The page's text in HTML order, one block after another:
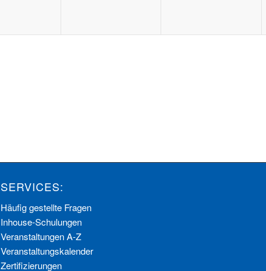
SERVICES:
Häufig gestellte Fragen
Inhouse-Schulungen
Veranstaltungen A-Z
Veranstaltungskalender
Zertifizierungen